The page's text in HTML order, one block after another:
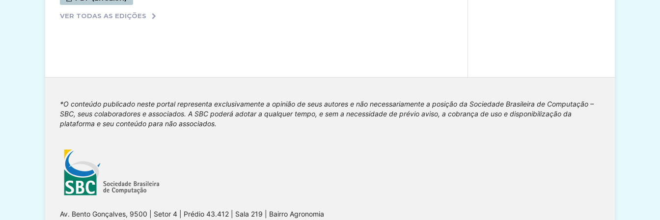
VER TODAS AS EDIÇÕES
*O conteúdo publicado neste portal representa exclusivamente a opinião de seus autores e não necessariamente a posição da Sociedade Brasileira de Computação –
SBC, seus colaboradores e associados. A SBC poderá adotar a qualquer tempo, e sem a necessidade de prévio aviso, a cobrança de uso e disponibilização da
plataforma e seu conteúdo para não associados.
Av. Bento Gonçalves, 9500 | Setor 4 | Prédio 43.412 | Sala 219 | Bairro Agronomia